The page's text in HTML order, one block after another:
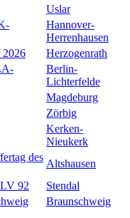
Uslar
Hannover-
Herrenhausen
2026
Herzogenrath
Berlin-
Lichterfelde
Magdeburg
Zörbig
Kerken-
Nieukerk
des
Altshausen
92
Stendal
Braunschweig